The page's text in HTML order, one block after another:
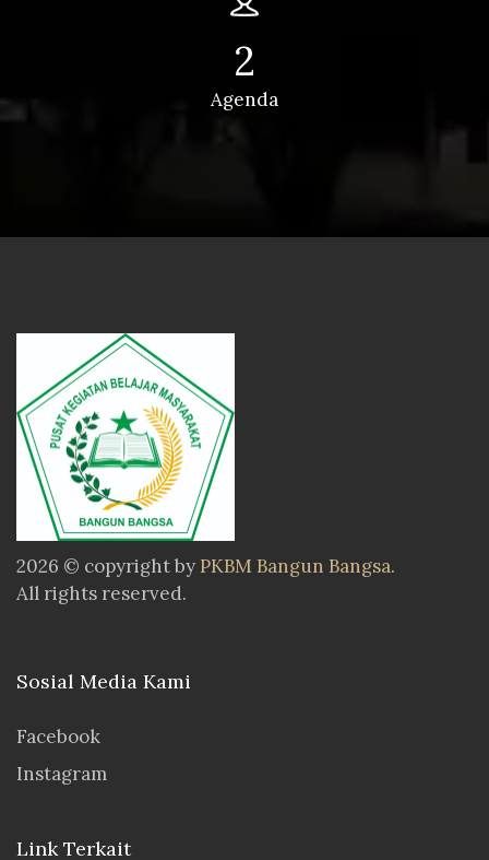
2
Agenda
2026 © copyright by PKBM Bangun Bangsa.
All rights reserved.
Sosial Media Kami
Facebook
Instagram
Link Terkait